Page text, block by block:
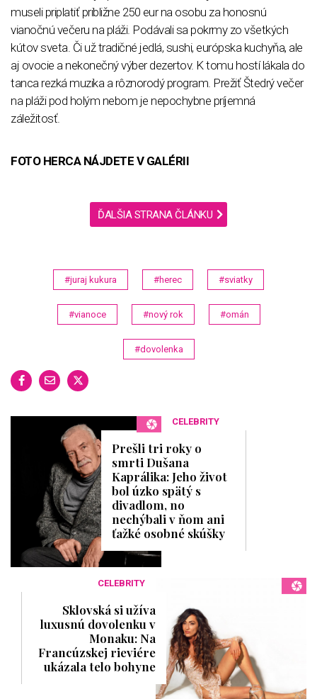
museli priplatiť približne 250 eur na osobu za honosnú
vianočnú večeru na pláži. Podávali sa pokrmy zo všetkých
kútov sveta. Či už tradičné jedlá, sushi, európska kuchyňa, ale
aj ovocie a nekonečný výber dezertov. K tomu hostí lákala do
tanca rezká muzika a rôznorodý program. Prežiť Štedrý večer
na pláži pod holým nebom je nepochybne príjemná
záležitosť.
FOTO HERCA NÁJDETE V GALÉRII
ĎALŠIA STRANA ČLÁNKU
#juraj kukura #herec #sviatky
#vianoce #nový rok #omán
#dovolenka
CELEBRITY
Prešli tri roky o
smrti Dušana
Kaprálika: Jeho život
bol úzko spätý s
divadlom, no
nechýbali v ňom ani
ťažké osobné skúšky
CELEBRITY
Sklovská si užíva
luxusnú dovolenku v
Monaku: Na
Francúzskej rieviére
ukázala telo bohyne